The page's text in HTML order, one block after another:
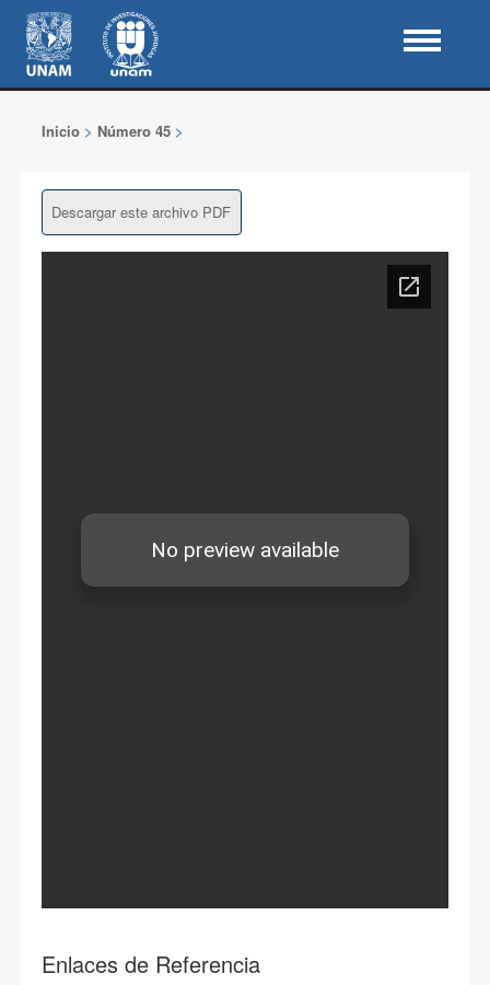
Inicio> Número 45>
Descargar este archivo PDF
Enlaces de Referencia